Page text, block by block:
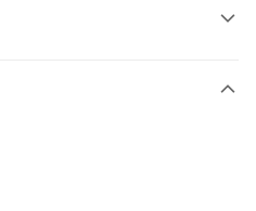
恕不配送) 預計2-3個工作天到貨